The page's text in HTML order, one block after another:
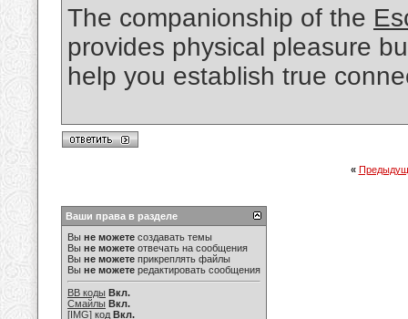
The companionship of the
provides physical pleasure
help you establish true
«
Ваши права в разделе
Вы не можете создавать темы
Вы не можете отвечать на сообщения
Вы не можете прикреплять файлы
Вы не можете редактировать сообщения
BB коды Вкл.
Смайлы Вкл.
[IMG] код Вкл.